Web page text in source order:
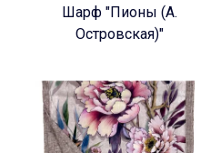
Шарф "Пионы (А.
Островская)"